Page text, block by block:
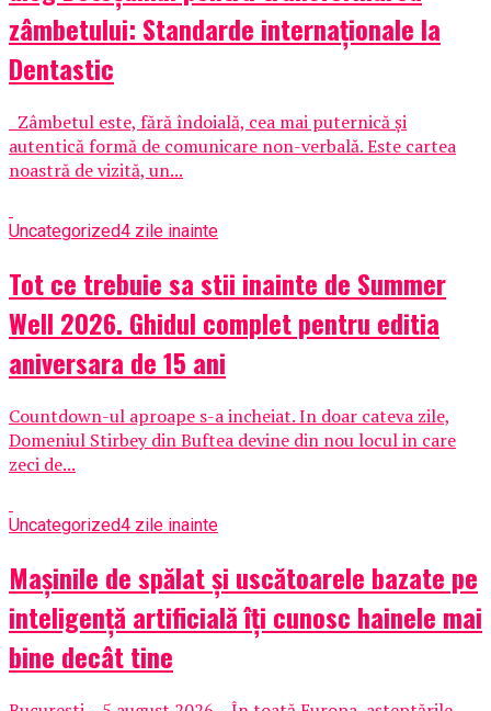
zâmbetului: Standarde internaționale la
Dentastic
Zâmbetul este, fără îndoială, cea mai puternică și
autentică formă de comunicare non-verbală. Este cartea
noastră de vizită, un...
Uncategorized4 zile inainte
Tot ce trebuie sa stii inainte de Summer
Well 2026. Ghidul complet pentru editia
aniversara de 15 ani
Countdown-ul aproape s-a incheiat. In doar cateva zile,
Domeniul Stirbey din Buftea devine din nou locul in care
zeci de...
Uncategorized4 zile inainte
Mașinile de spălat și uscătoarele bazate pe
inteligență artificială îți cunosc hainele mai
bine decât tine